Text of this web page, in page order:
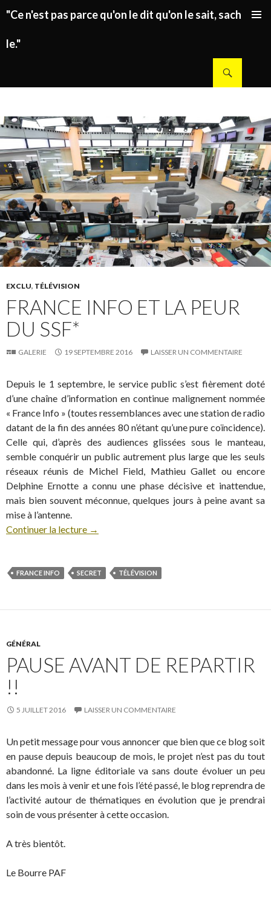
"Ce n'est pas parce qu'on le dit qu'on le sait, sachez
le."
EXCLU, TÉLÉVISION
FRANCE INFO ET LA PEUR
DU SSF*
GALERIE 19 SEPTEMBRE 2016 LAISSER UN COMMENTAIRE
Depuis le 1 septembre, le service public s’est fièrement doté
d’une chaîne d’information en continue malignement nommée
« France Info » (toutes ressemblances avec une station de radio
datant de la fin des années 80 n’étant qu’une pure coïncidence).
Celle qui, d’après des audiences glissées sous le manteau,
semble conquérir un public autrement plus large que les seuls
réseaux réunis de Michel Field, Mathieu Gallet ou encore
Delphine Ernotte a connu une phase décisive et inattendue,
mais bien souvent méconnue, quelques jours à peine avant sa
mise à l’antenne.
Continuer la lecture →
FRANCE INFO SECRET TÉLÉVISION
GÉNÉRAL
PAUSE AVANT DE REPARTIR
!!
5 JUILLET 2016 LAISSER UN COMMENTAIRE
Un petit message pour vous annoncer que bien que ce blog soit
en pause depuis beaucoup de mois, le projet n’est pas du tout
abandonné. La ligne éditoriale va sans doute évoluer un peu
dans les mois à venir et une fois l’été passé, le blog reprendra de
l’activité autour de thématiques en évolution que je prendrai
soin de vous présenter à cette occasion.
A très bientôt.
Le Bourre PAF